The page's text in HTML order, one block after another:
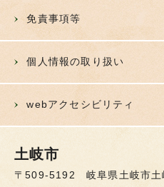
免責事項等
個人情報の取り扱い
webアクセシビリティ
土岐市
〒509-5192 岐阜県土岐市土